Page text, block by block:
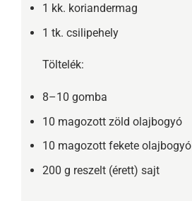
1 kk. koriandermag
1 tk. csilipehely
Töltelék:
8–10 gomba
10 magozott zöld olajbogyó
10 magozott fekete olajbogyó
200 g reszelt (érett) sajt